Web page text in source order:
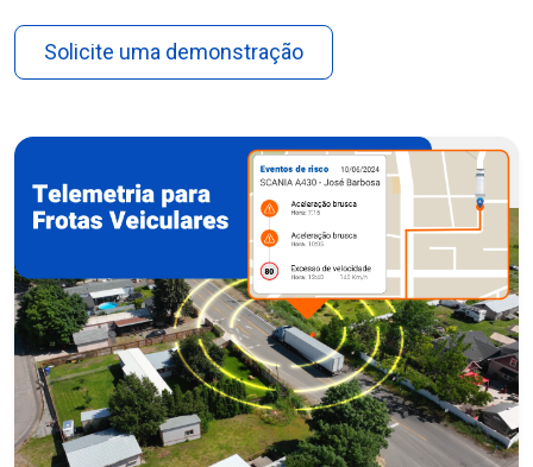
Solicite uma demonstração